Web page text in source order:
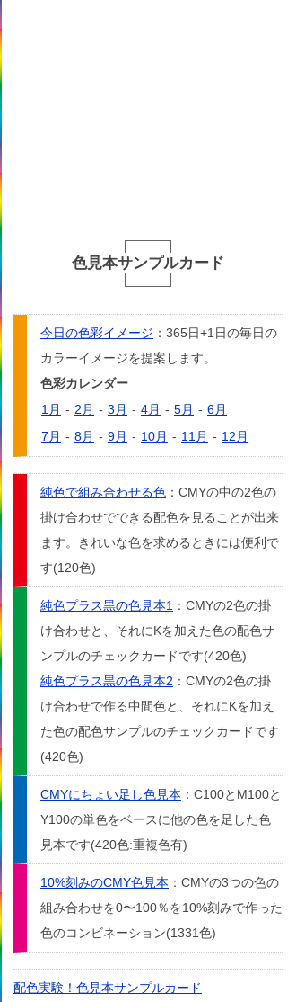
色見本サンプルカード
今日の色彩イメージ ：365日+1日の毎日の
カラーイメージを提案します。
色彩カレンダー
1月 - 2月 - 3月 - 4月 - 5月 - 6月
7月 - 8月 - 9月 - 10月 - 11月 - 12月
純色で組み合わせる色 ：CMYの中の2色の
掛け合わせでできる配色を見ることが出来
ます。きれいな色を求めるときには便利で
す(120色)
純色プラス黒の色見本1 ：CMYの2色の掛
け合わせと、それにKを加えた色の配色サ
ンプルのチェックカードです(420色)
純色プラス黒の色見本2 ：CMYの2色の掛
け合わせで作る中間色と、それにKを加え
た色の配色サンプルのチェックカードです
(420色)
CMYにちょい足し色見本 ：C100とM100と
Y100の単色をベースに他の色を足した色
見本です(420色:重複色有)
10%刻みのCMY色見本 ：CMYの3つの色の
組み合わせを0〜100％を10%刻みで作った
色のコンビネーション(1331色)
配色実験！色見本サンプルカード